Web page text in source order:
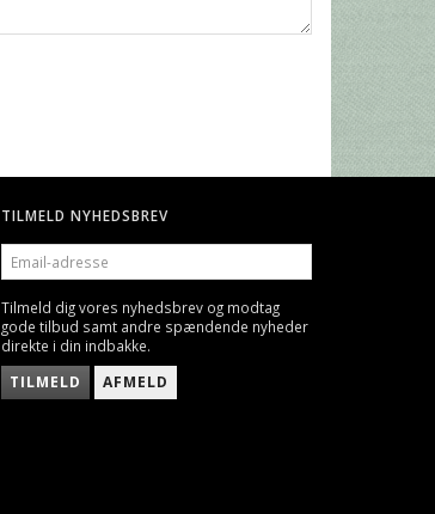
TILMELD NYHEDSBREV
EMAIL-
ADRESSE
Tilmeld dig vores nyhedsbrev og modtag
gode tilbud samt andre spændende nyheder
direkte i din indbakke.
TILMELD AFMELD